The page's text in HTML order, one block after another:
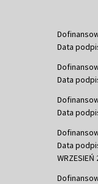
Data
Data
Data
Data
WRZESIEŃ